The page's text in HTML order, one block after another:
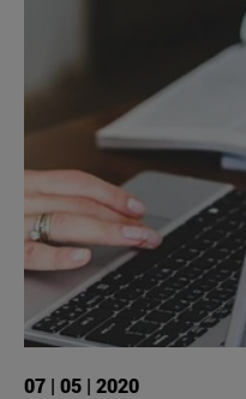
07 | 05 | 2020